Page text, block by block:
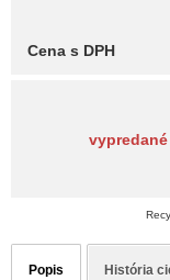
Cena s DPH
vypredané
Popis História